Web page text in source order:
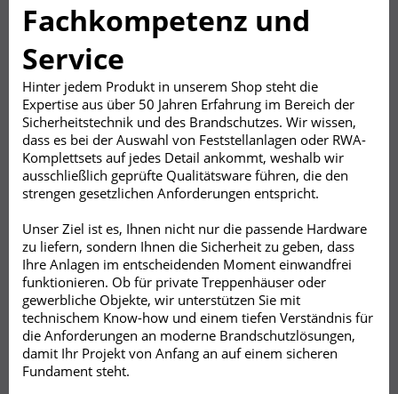
Fachkompetenz und
Service
Hinter jedem Produkt in unserem Shop steht die
Expertise aus über 50 Jahren Erfahrung im Bereich der
Sicherheitstechnik und des Brandschutzes. Wir wissen,
dass es bei der Auswahl von Feststellanlagen oder RWA-
Komplettsets auf jedes Detail ankommt, weshalb wir
ausschließlich geprüfte Qualitätsware führen, die den
strengen gesetzlichen Anforderungen entspricht.
Unser Ziel ist es, Ihnen nicht nur die passende Hardware
zu liefern, sondern Ihnen die Sicherheit zu geben, dass
Ihre Anlagen im entscheidenden Moment einwandfrei
funktionieren. Ob für private Treppenhäuser oder
gewerbliche Objekte, wir unterstützen Sie mit
technischem Know-how und einem tiefen Verständnis für
die Anforderungen an moderne Brandschutzlösungen,
damit Ihr Projekt von Anfang an auf einem sicheren
Fundament steht.